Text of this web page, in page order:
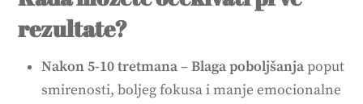
rezultate?
Nakon 5-10 tretmana–Blaga poboljšanjapoput
smirenosti, boljeg fokusa i manje emocionalne